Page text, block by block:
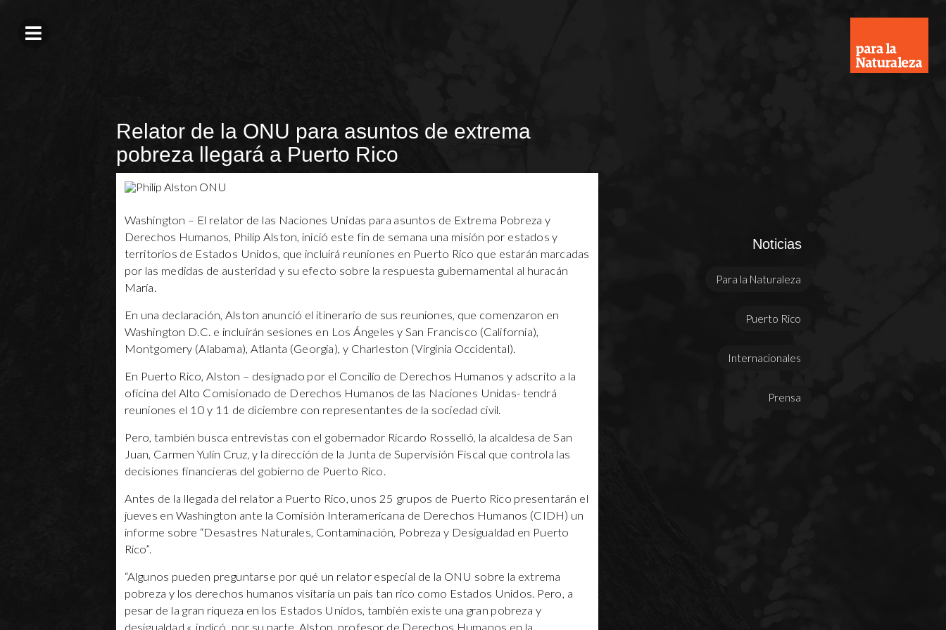
Relator de la ONU para asuntos de extrema
pobreza llegará a Puerto Rico
Washington – El relator de las Naciones Unidas para asuntos de Extrema Pobreza y
Derechos Humanos, Philip Alston, inició este fin de semana una misión por estados y
territorios de Estados Unidos, que incluirá reuniones en Puerto Rico que estarán marcadas
por las medidas de austeridad y su efecto sobre la respuesta gubernamental al huracán
María.
En una declaración, Alston anunció el itinerario de sus reuniones, que comenzaron en
Washington D.C. e incluirán sesiones en Los Ángeles y San Francisco (California),
Montgomery (Alabama), Atlanta (Georgia), y Charleston (Virginia Occidental).
En Puerto Rico, Alston – designado por el Concilio de Derechos Humanos y adscrito a la
oficina del Alto Comisionado de Derechos Humanos de las Naciones Unidas- tendrá
reuniones el 10 y 11 de diciembre con representantes de la sociedad civil.
Pero, también busca entrevistas con el gobernador Ricardo Rosselló, la alcaldesa de San
Juan, Carmen Yulín Cruz, y la dirección de la Junta de Supervisión Fiscal que controla las
decisiones financieras del gobierno de Puerto Rico.
Antes de la llegada del relator a Puerto Rico, unos 25 grupos de Puerto Rico presentarán el
jueves en Washington ante la Comisión Interamericana de Derechos Humanos (CIDH) un
informe sobre “Desastres Naturales, Contaminación, Pobreza y Desigualdad en Puerto
Rico”.
“Algunos pueden preguntarse por qué un relator especial de la ONU sobre la extrema
pobreza y los derechos humanos visitaría un país tan rico como Estados Unidos. Pero, a
pesar de la gran riqueza en los Estados Unidos, también existe una gran pobreza y
desigualdad «, indicó, por su parte, Alston, profesor de Derechos Humanos en la
Noticias
Para la Naturaleza
Puerto Rico
Internacionales
Prensa